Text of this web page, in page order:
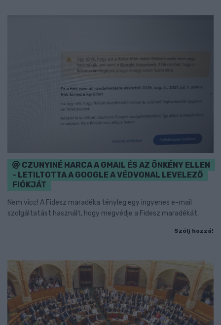
CZUNYINÉ HARCA A GMAIL ÉS AZ ÖNKÉNY ELLEN
- LETILTOTTA A GOOGLE A VÉDVONAL LEVELEZŐ
FIÓKJÁT
Nem vicc! A Fidesz maradéka tényleg egy ingyenes e-mail
szolgáltatást használt, hogy megvédje a Fidesz maradékát.
Szólj hozzá!